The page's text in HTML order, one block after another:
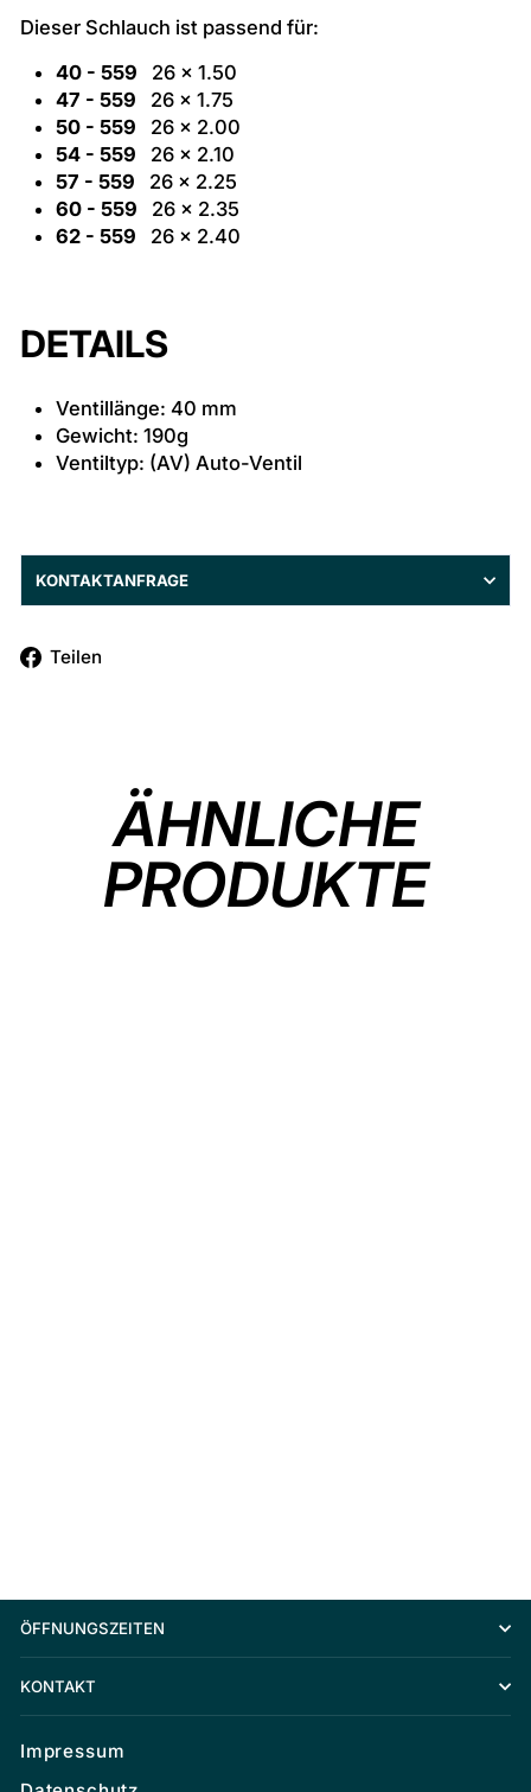
Dieser Schlauch ist passend für:
40 - 559 26 x 1.50
47 - 559 26 x 1.75
50 - 559 26 x 2.00
54 - 559 26 x 2.10
57 - 559 26 x 2.25
60 - 559 26 x 2.35
62 - 559 26 x 2.40
DETAILS
Ventillänge: 40 mm
Gewicht: 190g
Ventiltyp: (AV) Auto-Ventil
KONTAKTANFRAGE
Teilen
ÄHNLICHE
PRODUKTE
ÖFFNUNGSZEITEN
KONTAKT
Impressum